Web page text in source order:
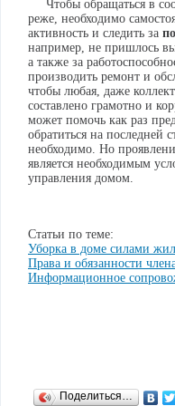
Чтобы обращаться в
реже, необходимо
активность и следить за
например, не пришлось
а также за
производить ремонт и
чтобы любая, даже
составлено грамотно и
может помочь как раз
обратиться на последней
необходимо. Но
является необходимым
управления домом.
Статьи по теме:
Уборка в доме силами
Права и обязанности
Информационное
Поделиться…